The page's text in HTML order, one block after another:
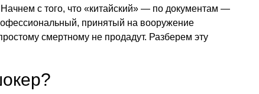
с того, что «китайский» — по документам —
принятый на вооружение
смертному не продадут. Разберем эту